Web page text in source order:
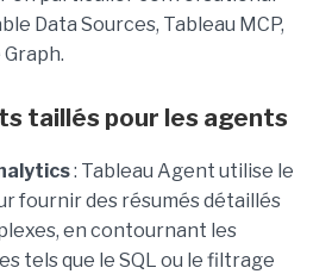
Data Sources, Tableau MCP,
taillés pour les agents
: Tableau Agent utilise le
fournir des résumés détaillés
en contournant les
tels que le SQL ou le filtrage